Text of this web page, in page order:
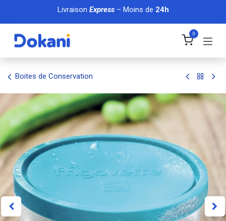
Se rendre au contenu
Livraison Express– Moins de 24h
0
Boites de Conservation